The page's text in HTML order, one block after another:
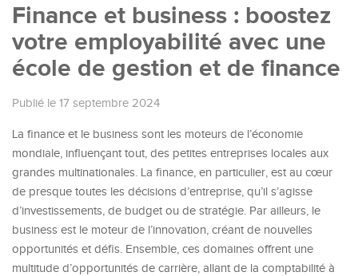
Finance et business : boostez
votre employabilité avec une
école de gestion et de finance
Publié le 17 septembre 2024
La finance et le business sont les moteurs de l’économie
mondiale, influençant tout, des petites entreprises locales aux
grandes multinationales. La finance, en particulier, est au cœur
de presque toutes les décisions d’entreprise, qu’il s’agisse
d’investissements, de budget ou de stratégie. Par ailleurs, le
business est le moteur de l’innovation, créant de nouvelles
opportunités et défis. Ensemble, ces domaines offrent une
multitude d’opportunités de carrière, allant de la comptabilité à